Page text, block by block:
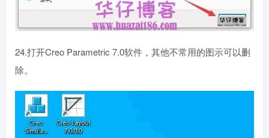
24.打开Creo Parametric 7.0软件，其他不常用的图示可以删
除。